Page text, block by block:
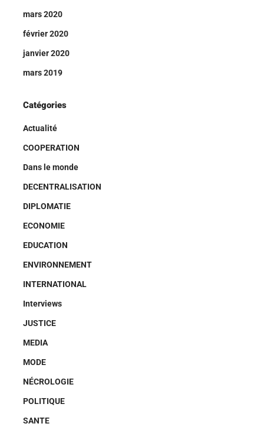
mars 2020
février 2020
janvier 2020
mars 2019
Catégories
Actualité
COOPERATION
Dans le monde
DECENTRALISATION
DIPLOMATIE
ECONOMIE
EDUCATION
ENVIRONNEMENT
INTERNATIONAL
Interviews
JUSTICE
MEDIA
MODE
NÉCROLOGIE
POLITIQUE
SANTE